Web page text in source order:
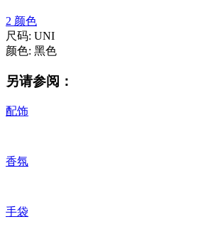
2 颜色
尺码: UNI
颜色: 黑色
另请参阅：
配饰
香氛
手袋